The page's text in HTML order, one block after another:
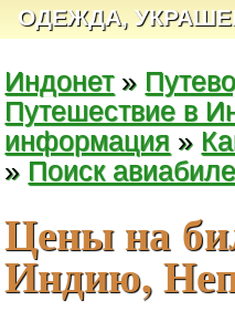
ОДЕЖДА,
Индонет»
Путешествие в
информация »
» Поиск
Цены на
Индию,